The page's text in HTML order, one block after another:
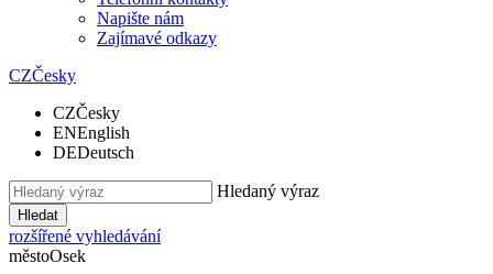
Napište nám
Zajímavé odkazy
CZČesky
CZČesky
ENEnglish
DEDeutsch
Hledaný výraz
Hledat
rozšířené vyhledávání
městoOsek